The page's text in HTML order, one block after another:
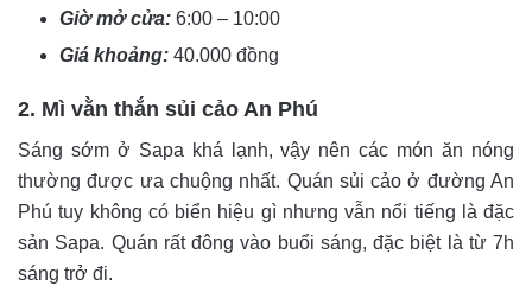
Giờ mở cửa: 6:00 – 10:00
Giá khoảng: 40.000 đồng
2. Mì vằn thắn sủi cảo An Phú
Sáng sớm ở Sapa khá lạnh, vậy nên các món ăn nóng
thường được ưa chuộng nhất. Quán sủi cảo ở đường An
Phú tuy không có biển hiệu gì nhưng vẫn nổi tiếng là đặc
sản Sapa. Quán rất đông vào buổi sáng, đặc biệt là từ 7h
sáng trở đi.